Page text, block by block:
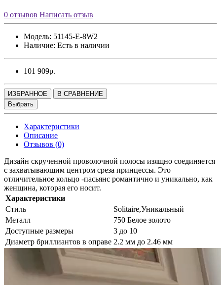
0 отзывов Написать отзыв
Модель: 51145-E-8W2
Наличие: Есть в наличии
101 909р.
ИЗБРАННОЕ
В СРАВНЕНИЕ
Выбрать
Характеристики
Описание
Отзывов (0)
Дизайн скрученной проволочной полосы изящно соединяется
с захватывающим центром среза принцессы. Это
отличительное кольцо -пасьянс романтично и уникально, как
женщина, которая его носит.
Характеристики
Стиль
Solitaire,Уникальный
Металл
750 Белое золото
Доступные размеры
3 до 10
Диаметр бриллиантов в оправе 2.2 мм до 2.46 мм